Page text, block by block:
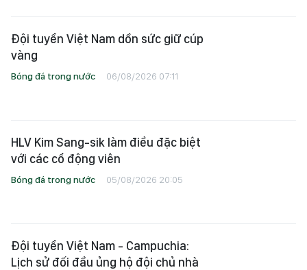
Đội tuyển Việt Nam dồn sức giữ cúp
vàng
Bóng đá trong nước 06/08/2026 07:11
HLV Kim Sang-sik làm điều đặc biệt
với các cổ động viên
Bóng đá trong nước 05/08/2026 20:05
Đội tuyển Việt Nam - Campuchia:
Lịch sử đối đầu ủng hộ đội chủ nhà